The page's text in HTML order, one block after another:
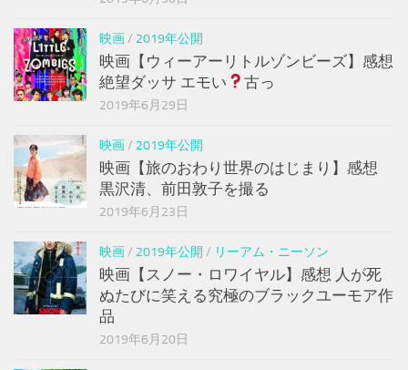
映画/ 2019年公開
映画【ウィーアーリトルゾンビーズ】感想
絶望ダッサ エモい
古っ
2019年6月29日
映画/ 2019年公開
映画【旅のおわり世界のはじまり】感想
黒沢清、前田敦子を撮る
2019年6月23日
映画/ 2019年公開 / リーアム・ニーソン
映画【スノー・ロワイヤル】感想 人が死
ぬたびに笑える究極のブラックユーモア作
品
2019年6月20日